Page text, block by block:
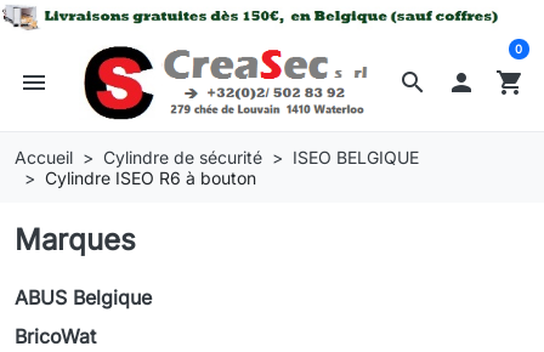
search
menu  shopping_cart
0
Accueil Cylindre de sécurité
ISEO BELGIQUE
Cylindre ISEO R6 à bouton
Marques
ABUS Belgique
BricoWat